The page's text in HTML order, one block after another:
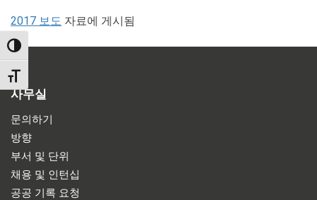
TOGGLE HIGH CONTRAST
TOGGLE FONT SIZE
2017 보도 자료에 게시됨
사무실
문의하기
방향
부서 및 단위
채용 및 인턴십
공공 기록 요청